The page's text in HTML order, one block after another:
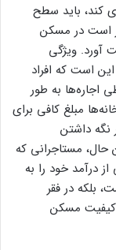
کند، باید سطح
است در مسکن
آورد. ویژگی
است که افراد
اجاره‌‌‌‌ها به طور
مبلغ کافی برای
نگه داشتن
حال، مستاجرانی که
درآمد خود را به
بلکه در فقر
مسکن